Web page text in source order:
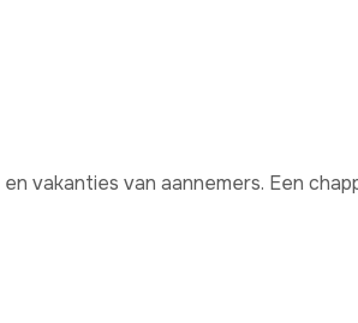
vakanties van aannemers. Een